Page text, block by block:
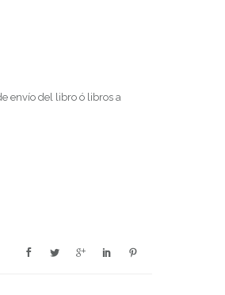
envío del libro ó libros a